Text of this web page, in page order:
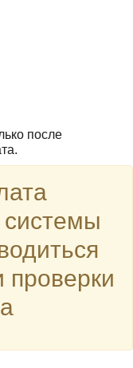
после
системы
проверки